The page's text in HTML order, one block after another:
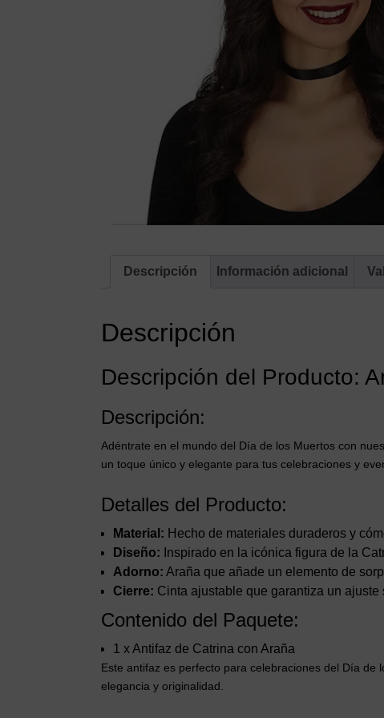
Descripción Información adicional
Descripción
Descripción del Producto:
Descripción:
Adéntrate en el mundo del Día de los Muertos con
un toque único y elegante para tus celebraciones y
Detalles del Producto:
Material: Hecho de materiales duraderos y
Diseño: Inspirado en la icónica figura de la
Adorno: Araña que añade un elemento de
Cierre: Cinta ajustable que garantiza un
Contenido del Paquete:
1 x Antifaz de Catrina con Araña
Este antifaz es perfecto para celebraciones del Día
elegancia y originalidad.